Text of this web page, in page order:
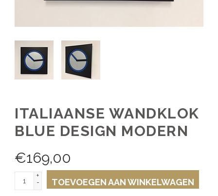
ITALIAANSE WANDKLOK
BLUE DESIGN MODERN
€169,00
+
-
TOEVOEGEN AAN WINKELWAGEN